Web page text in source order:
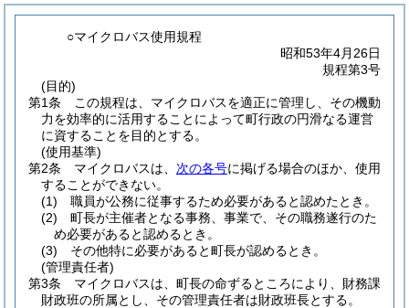
○マイクロバス使用規程
昭和53年4月26日
規程第3号
(目的)
第1条
この規程は、マイクロバスを適正に管理し、その機動
力を効率的に活用することによって町行政の円滑なる運営
に資することを目的とする。
(使用基準)
第2条
マイクロバスは、 次の各号に掲げる場合のほか、使用
することができない。
(1)
職員が公務に従事するため必要があると認めたとき。
(2)
町長が主催者となる事務、事業で、その職務遂行のた
め必要があると認めるとき。
(3)
その他特に必要があると町長が認めるとき。
(管理責任者)
第3条
マイクロバスは、町長の命ずるところにより、財務課
財政班の所属とし、その管理責任者は財政班長とする。